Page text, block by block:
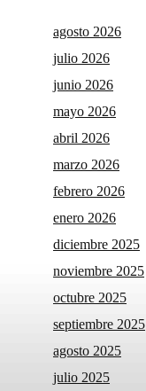
agosto 2026
julio 2026
junio 2026
mayo 2026
abril 2026
marzo 2026
febrero 2026
enero 2026
diciembre 2025
noviembre 2025
octubre 2025
septiembre 2025
agosto 2025
julio 2025